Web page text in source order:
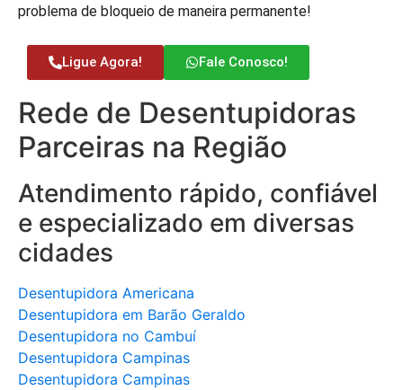
problema de bloqueio de maneira permanente!
Ligue Agora! Fale Conosco!
Rede de Desentupidoras
Parceiras na Região
Atendimento rápido, confiável
e especializado em diversas
cidades
Desentupidora Americana
Desentupidora em Barão Geraldo
Desentupidora no Cambuí
Desentupidora Campinas
Desentupidora Campinas